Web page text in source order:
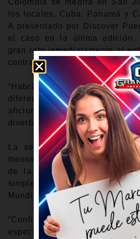
Colombia se medirá en San
los locales, Cuba, Panamá y
A presentado por Discover
el caso en la última edición,
gran reto inmediatamente al
contra Puerto Rico a las 6 p.m.
“Habrá bastante energía.
diferente”, reconoció Urshela.
aficionados gritando y
divertido”.
La selección Colombia sabe
menos dos victorias para
de la última vez, pero su
simplemente asegurar su
Mundial del 2029.
“Confiamos bastante en lo
especialmente en el grupo